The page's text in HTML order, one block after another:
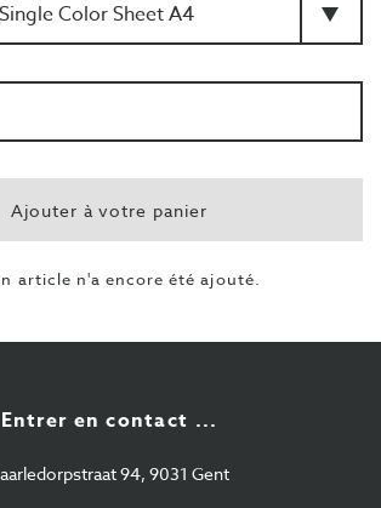
Ajouter à votre panier
article n'a encore été ajouté.
Entrer en contact ...
94, 9031 Gent